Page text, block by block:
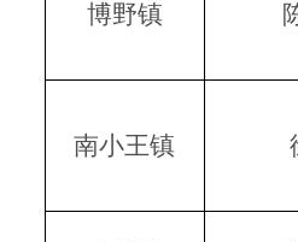
博野镇
南小王镇